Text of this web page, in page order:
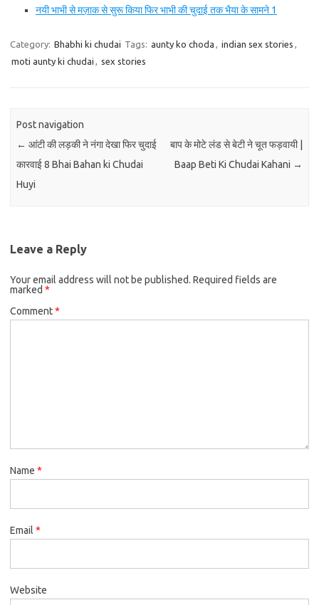
नयी भाभी से मज़ाक से सुरू किया फिर भाभी की चुदाई तक भैया के सामने 1
Category: Bhabhi ki chudai Tags: aunty ko choda , indian sex stories ,
moti aunty ki chudai , sex stories
Post navigation
← आंटी की लड़की ने नंगा देखा फिर चुदाई
कारवाई 8 Bhai Bahan ki Chudai
Huyi
बाप के मोटे लंड से बेटी ने चूत फड़वायी |
Baap Beti Ki Chudai Kahani →
Leave a Reply
Your email address will not be published. Required fields are
marked *
Comment*
Name *
Email *
Website